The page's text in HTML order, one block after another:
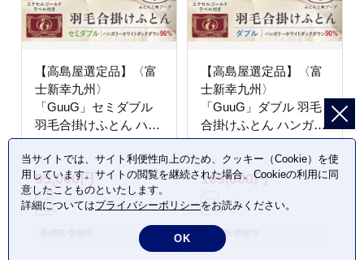
【高島屋選定品】〈富
士新幸九州〉
「GuuG」セミダブル
羽毛合掛けふとん ハン
ガリーホワイトダック
ダウン90％《壱岐市》
合掛け 羽毛 布団
[JFJ054] 95000 95000
円 羽毛布団
95,000円
【高島屋選定品】〈富
士新幸九州〉
「GuuG」ダブル 羽毛
合掛けふとん ハンガリ
ーホワイトダック ダウ
ン90％《壱岐市》合掛
け 羽毛 布団 [JFJ055]
100000円 10万円
105,000円
長崎県 壱岐市
当サイトでは、サイト利便性向上のため、クッキー（Cookie）を使
用しています。サイトの閲覧を継続された場合、Cookieの利用に同
意したことものといたします。
詳細についてはプライバシーポリシーをお読みください。
OK